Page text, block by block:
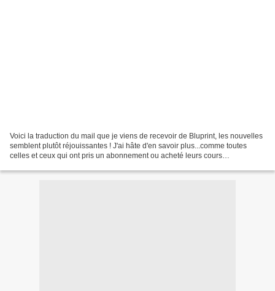
Voici la traduction du mail que je viens de recevoir de Bluprint, les nouvelles
semblent plutôt réjouissantes ! J'ai hâte d'en savoir plus...comme toutes
celles et ceux qui ont pris un abonnement ou acheté leurs cours